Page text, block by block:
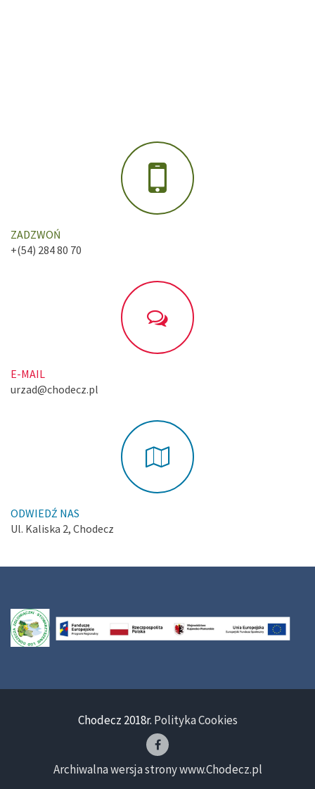
ZADZWOŃ
+(54) 284 80 70
E-MAIL
urzad@chodecz.pl
ODWIEDŹ NAS
Ul. Kaliska 2, Chodecz
Chodecz 2018r. Polityka Cookies
Archiwalna wersja strony www.Chodecz.pl